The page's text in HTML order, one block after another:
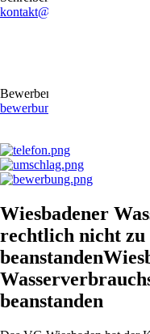
kontakt@stb-becker-zeiler.de
Bewerben Sie sich online
bewerbung@stb-becker-
Wiesbadener
rechtlich nicht zu
beanstanden